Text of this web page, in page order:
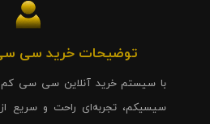
توضیحات خرید سی
با سیستم خرید آنلاین سی سی کم
سیسیکم، تجربه‌ای راحت و سریع